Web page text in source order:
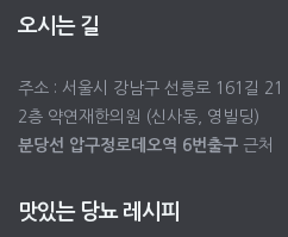
오시는 길
주소 : 서울시 강남구 선릉로 161길 21
2층 약연재한의원 (신사동, 영빌딩)
분당선 압구정로데오역 6번출구 근처
맛있는 당뇨 레시피